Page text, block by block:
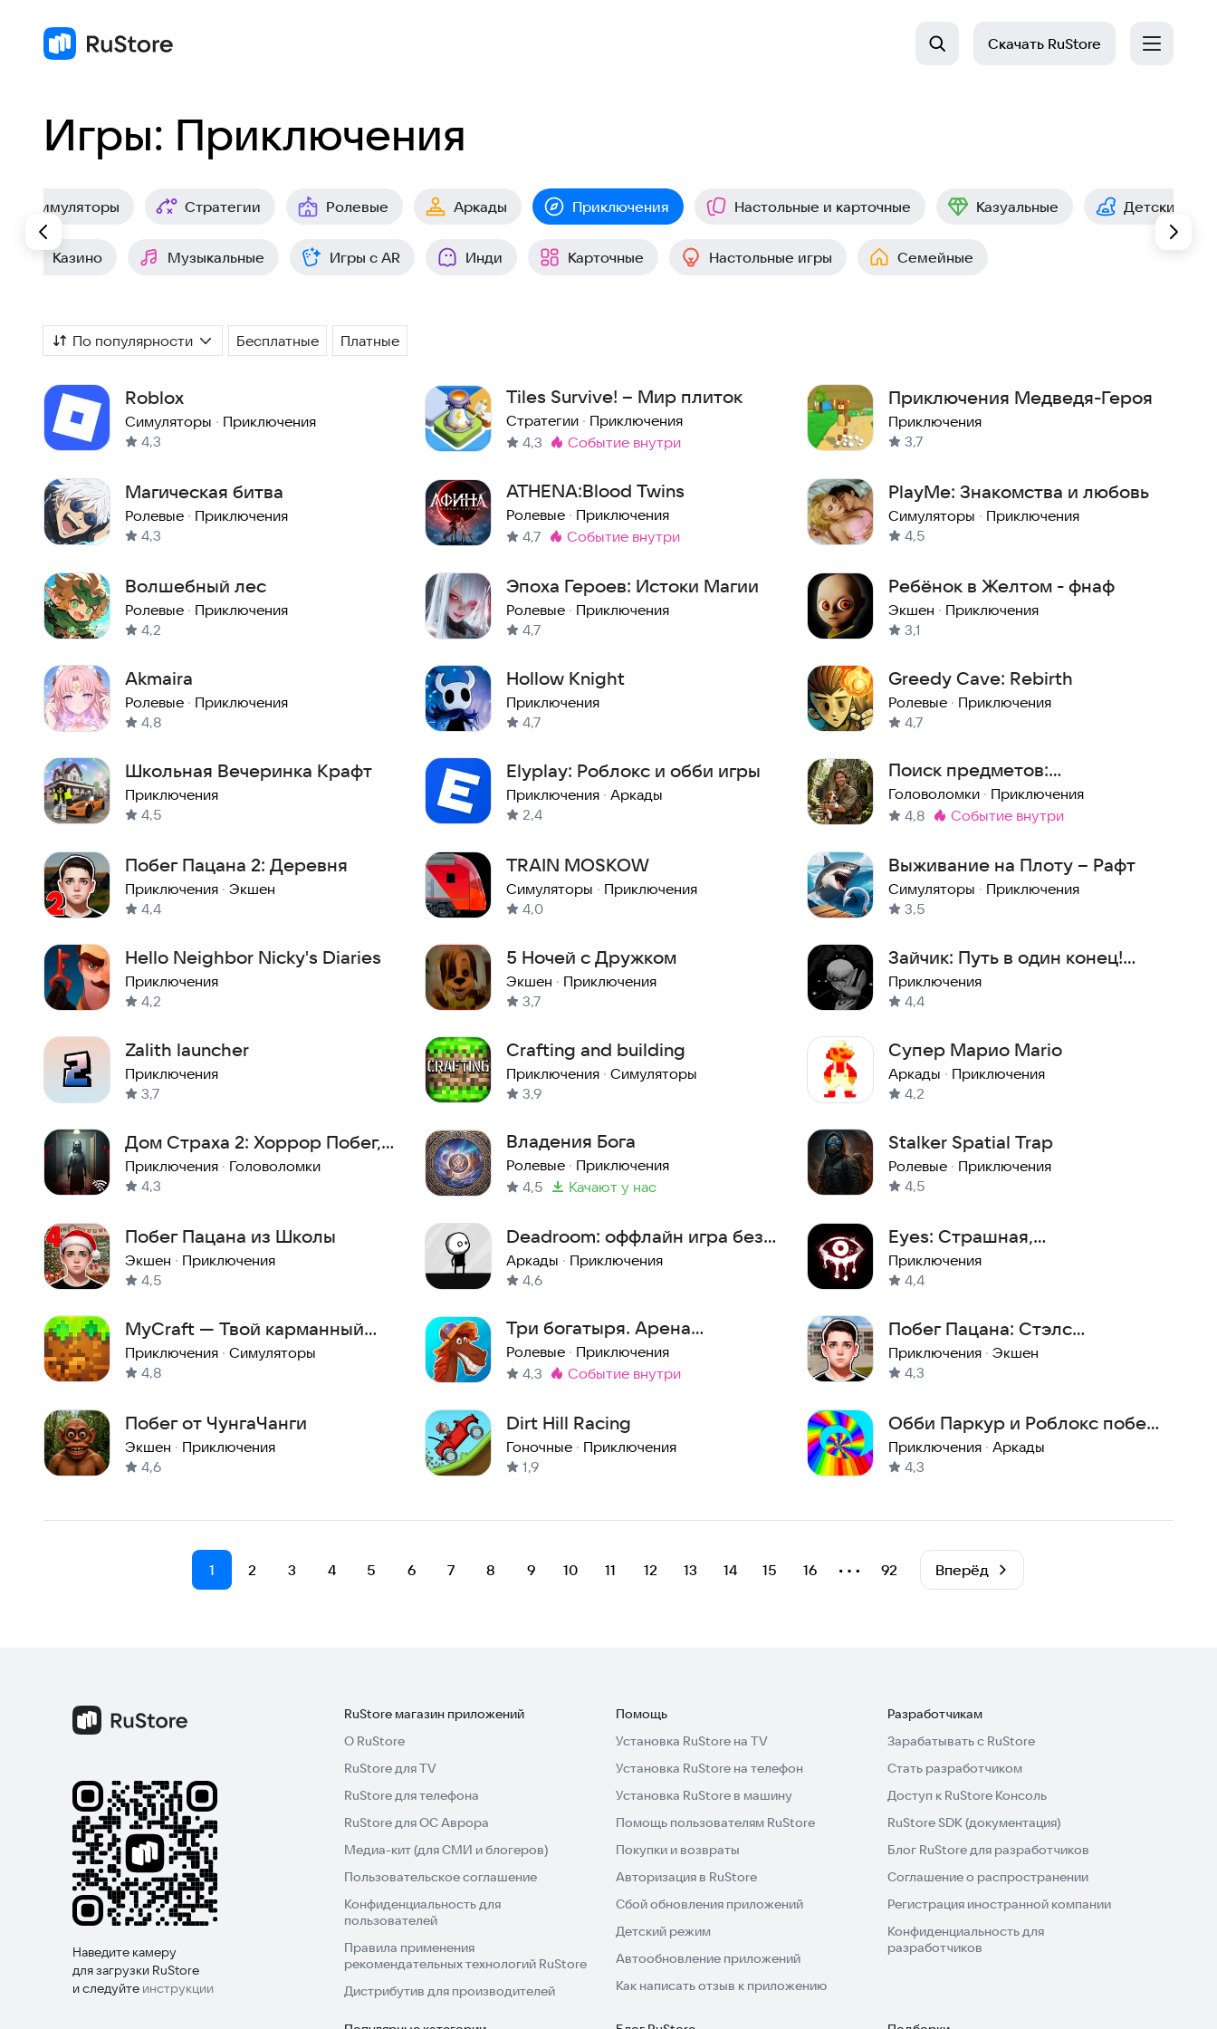
Скачать RuStore
Игры: Приключения
Симуляторы Стратегии Ролевые Аркады Приключения Настольные и карточные Казуальные Детские
Казино Музыкальные Игры с AR Инди Карточные Настольные игры Семейные
По популярности Бесплатные Платные
Roblox
Симуляторы · Приключения
4,3
Tiles Survive! – Мир плиток
Стратегии · Приключения
4,3
Метка:
событие внутри
Приключения Медведя-Героя
Приключения
3,7
Магическая битва
Ролевые · Приключения
4,3
ATHENA:Blood Twins
Ролевые · Приключения
4,7
Метка:
событие внутри
PlayMe: Знакомства и любовь
Симуляторы · Приключения
4,5
Волшебный лес
Ролевые · Приключения
4,2
Эпоха Героев: Истоки Магии
Ролевые · Приключения
4,7
Ребёнок в Желтом - фнаф
Экшен · Приключения
3,1
Akmaira
Ролевые · Приключения
4,8
Hollow Knight
Приключения
4,7
Greedy Cave: Rebirth
Ролевые · Приключения
4,7
Школьная Вечеринка Крафт
Приключения
4,5
Elyplay: Роблокс и обби игры
Приключения · Аркады
2,4
Поиск предметов:
Затерянный остров 2
Головоломки · Приключения
4,8
Метка:
событие внутри
Побег Пацана 2: Деревня
Приключения · Экшен
4,4
TRAIN MOSKOW
Симуляторы · Приключения
4,0
Выживание на Плоту – Рафт
Симуляторы · Приключения
3,5
Hello Neighbor Nicky's Diaries
Приключения
4,2
5 Ночей с Дружком
Экшен · Приключения
3,7
Зайчик: Путь в один конец!
(Эпизод 1 - 5)
Приключения
4,4
Zalith launcher
Приключения
3,7
Crafting and building
Приключения · Симуляторы
3,9
Супер Марио Mario
Аркады · Приключения
4,2
Дом Страха 2: Хоррор Побег,
игры без интернета
Приключения · Головоломки
4,3
Владения Бога
Ролевые · Приключения
4,5
Метка:
качают у нас
Stalker Spatial Trap
Ролевые · Приключения
4,5
Побег Пацана из Школы
Экшен · Приключения
4,5
Deadroom: оффлайн игра без
интернета
Аркады · Приключения
4,6
Eyes: Страшная,
приключенческая хоррор-
игра
Приключения
4,4
MyCraft — Твой карманный
Майнкрафт
Приключения · Симуляторы
4,8
Три богатыря. Арена
приключений
Ролевые · Приключения
4,3
Метка:
событие внутри
Побег Пацана: Стэлс
Школьника
Приключения · Экшен
4,3
Побег от ЧунгаЧанги
Экшен · Приключения
4,6
Dirt Hill Racing
Гоночные · Приключения
1,9
Обби Паркур и Роблокс побег
игры
Приключения · Аркады
4,3
1 2 3 4 5 6 7 8 9 10 11 12 13 14 15 16 ⋯ 92 Вперёд
Наведите камеру
для загрузки RuStore
и следуйте инструкции
RuStore магазин приложений
О RuStore
RuStore для TV
RuStore для телефона
RuStore для ОС Аврора
Медиа-кит (для СМИ и блогеров)
Пользовательское соглашение
Конфиденциальность для
пользователей
Правила применения
рекомендательных технологий RuStore
Дистрибутив для производителей
Помощь
Установка RuStore на TV
Установка RuStore на телефон
Установка RuStore в машину
Помощь пользователям RuStore
Покупки и возвраты
Авторизация в RuStore
Сбой обновления приложений
Детский режим
Автообновление приложений
Как написать отзыв к приложению
Разработчикам
Зарабатывать с RuStore
Стать разработчиком
Доступ к RuStore Консоль
RuStore SDK (документация)
Блог RuStore для разработчиков
Соглашение о распространении
Регистрация иностранной компании
Конфиденциальность для
разработчиков